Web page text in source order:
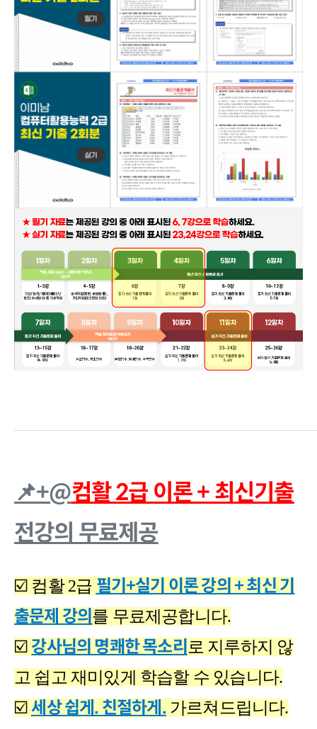
📌+@컴활 2급 이론 + 최신기출
전강의 무료제공
☑️ 컴활 2급 필기+실기 이론 강의 + 최신 기
출문제 강의 를 무료제공합니다.
☑️ 강사님의 명쾌한 목소리 로 지루하지 않
고 쉽고 재미있게 학습할 수 있습니다.
☑️세상 쉽게. 친절하게. 가르쳐드립니다.